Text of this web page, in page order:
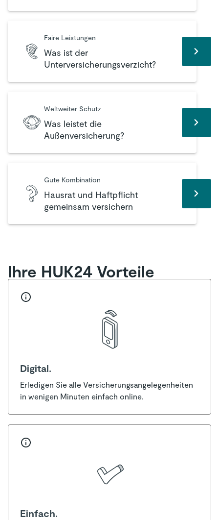
Faire Leistungen
Was ist der
Unterversicherungsverzicht?
Weltweiter Schutz
Was leistet die
Außenversicherung?
Gute Kombination
Hausrat und Haftpflicht
gemeinsam versichern
Ihre HUK24 Vorteile
Digital.
Erledigen Sie alle Versicherungsangelegenheiten
in wenigen Minuten einfach online.
Einfach.